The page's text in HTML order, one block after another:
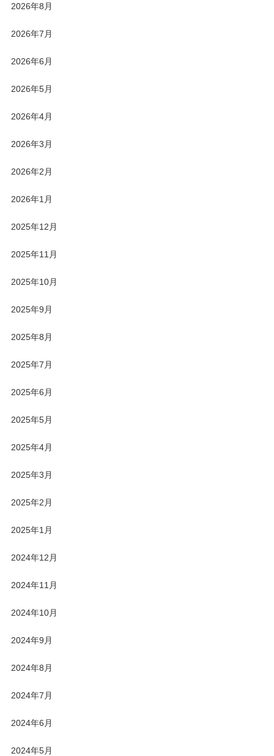
2026年8月
2026年7月
2026年6月
2026年5月
2026年4月
2026年3月
2026年2月
2026年1月
2025年12月
2025年11月
2025年10月
2025年9月
2025年8月
2025年7月
2025年6月
2025年5月
2025年4月
2025年3月
2025年2月
2025年1月
2024年12月
2024年11月
2024年10月
2024年9月
2024年8月
2024年7月
2024年6月
2024年5月